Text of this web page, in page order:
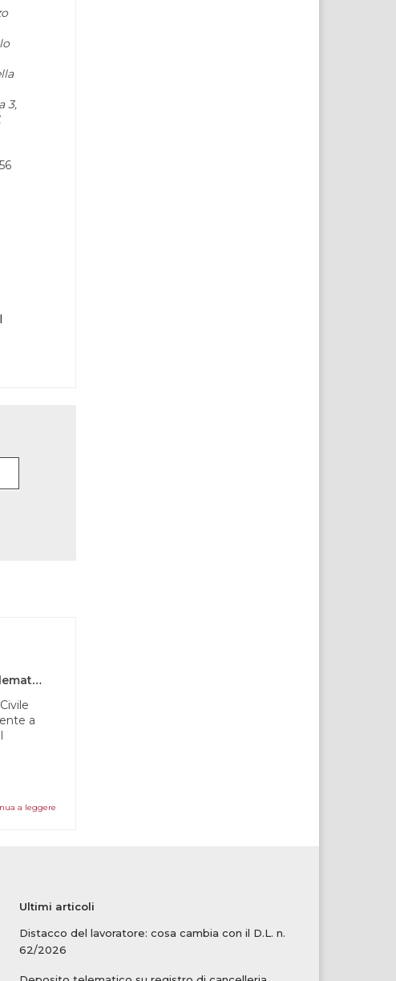
3,
Sperimentazione del Processo Civile Telematico in Corte di Cassazione
a
a leggere
Ultimi articoli
Distacco del lavoratore: cosa cambia con il D.L. n.
62/2026